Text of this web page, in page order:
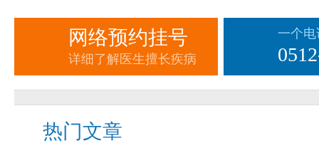
网络预约挂号
详细了解医生擅长疾病
一个
热门文章